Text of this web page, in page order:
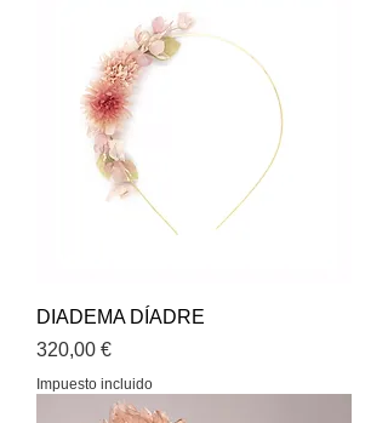
DIADEMA DÍADRE
Precio
320,00 €
Impuesto incluido